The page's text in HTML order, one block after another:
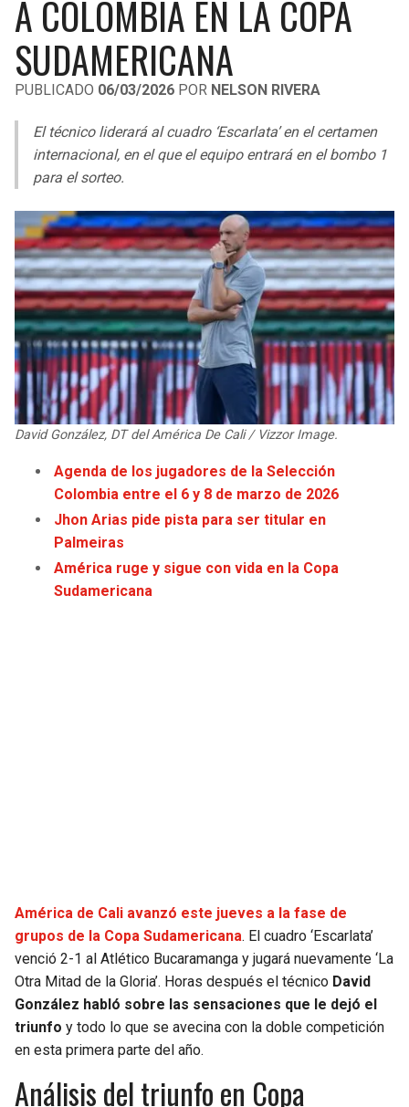
LIGA DE EXPANSIÓN MX
LEAGUES CUP
UEFA EUROPA LEAGUE
UEFA CONFERENCE LEAGUE
MLS
COPA LIBERTADORES
COPA SUDAMERICANA
LIGA BETPLAY
OTRAS LIGAS
RAIDERS
CHARGERS
RAVENS
BROWNS
STEELERS
TEXANS
COLTS
JAGUARS
TITANS
COWBOYS
GIANTS
LIONS
VIKINGS
FALCONS
CAVALIERS
PISTONS
PACERS
HAWKS
HORNETS
HEAT
MAGIC
WIZARDS
WARRIORS
CLIPPERS
LAKERS
NUGGETS
THUNDER
TRAIL BLAZERS
A COLOMBIA EN LA COPA
SUDAMERICANA
PUBLICADO 06/03/2026 POR NELSON RIVERA
El técnico liderará al cuadro ‘Escarlata’ en el certamen
internacional, en el que el equipo entrará en el bombo 1
para el sorteo.
David González, DT del América De Cali / Vizzor Image.
Agenda de los jugadores de la Selección
Colombia entre el 6 y 8 de marzo de 2026
Jhon Arias pide pista para ser titular en
Palmeiras
América ruge y sigue con vida en la Copa
Sudamericana
América de Cali avanzó este jueves a la fase de
grupos de la Copa Sudamericana. El cuadro ‘Escarlata’
venció 2-1 al Atlético Bucaramanga y jugará nuevamente ‘La
Otra Mitad de la Gloria’. Horas después el técnico David
González habló sobre las sensaciones que le dejó el
triunfo y todo lo que se avecina con la doble competición
en esta primera parte del año.
Análisis del triunfo en Copa